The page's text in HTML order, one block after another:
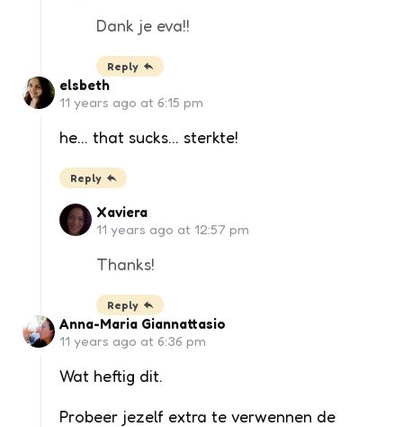
Dank je eva!!
Reply
elsbeth
11 years ago at 6:15 pm
he… that sucks… sterkte!
Reply
Xaviera
11 years ago at 12:57 pm
Thanks!
Reply
Anna-Maria Giannattasio
11 years ago at 6:36 pm
Wat heftig dit.
Probeer jezelf extra te verwennen de